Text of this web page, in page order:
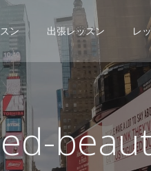
ン 出張レッスン レ